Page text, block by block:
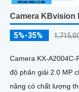
Camera KBvision
5%-35%
Camera KX-A2004C-PRO là Camera Dome HDCVI Color Procó
độ phân giải 2.0 MP